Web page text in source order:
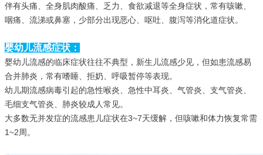
伴有头痛、全身肌肉酸痛、乏力、食欲减退等全身症状，常有咳嗽、
咽痛、流涕或鼻塞，少部分出现恶心、呕吐、腹泻等消化道症状。
婴幼儿流感症状：
婴幼儿流感的临床症状往往不典型，新生儿流感少见，但如患流感易
合并肺炎，常有嗜睡、拒奶、呼吸暂停等表现。
幼儿期流感病毒引起的急性喉炎、急性中耳炎、气管炎、支气管炎、
毛细支气管炎、肺炎较成人常见。
大多数无并发症的流感患儿症状在3~7天缓解，但咳嗽和体力恢复常需
1~2周。